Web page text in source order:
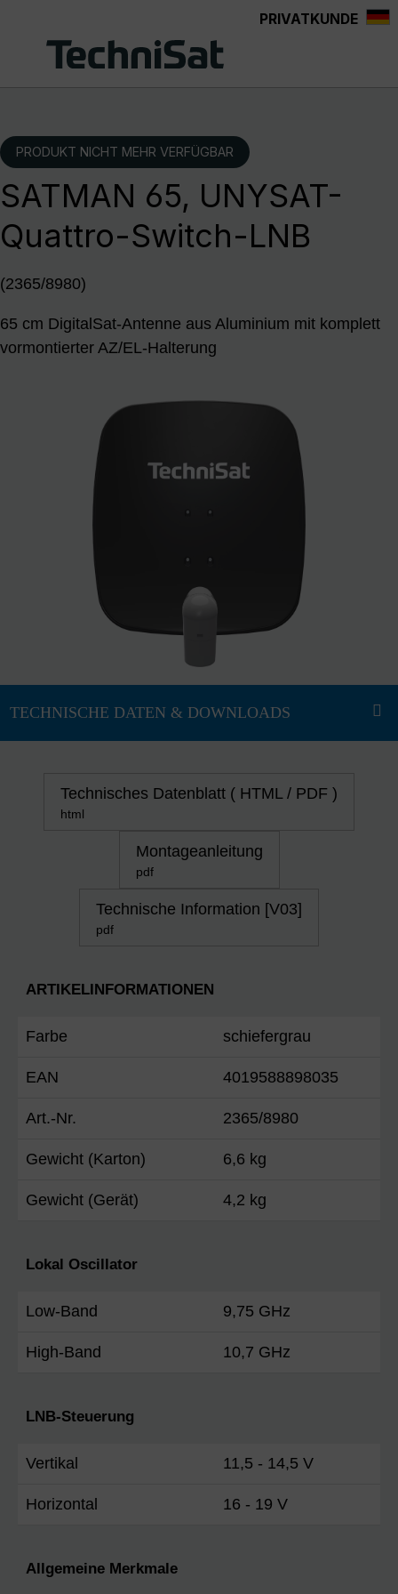
PRIVATKUNDE
PRODUKT NICHT MEHR VERFÜGBAR
SATMAN 65, UNYSAT-
Quattro-Switch-LNB
(2365/8980)
65 cm DigitalSat-Antenne aus Aluminium mit komplett
vormontierter AZ/EL-Halterung
Technisches Datenblatt ( HTML / PDF )
html
Montageanleitung
pdf
Technische Information [V03]
pdf
ARTIKELINFORMATIONEN
Farbe schiefergrau
EAN 4019588898035
Art.-Nr. 2365/8980
Gewicht (Karton) 6,6 kg
Gewicht (Gerät) 4,2 kg
Lokal Oscillator
Low-Band 9,75 GHz
High-Band 10,7 GHz
LNB-Steuerung
Vertikal 11,5 - 14,5 V
Horizontal 16 - 19 V
Allgemeine Merkmale